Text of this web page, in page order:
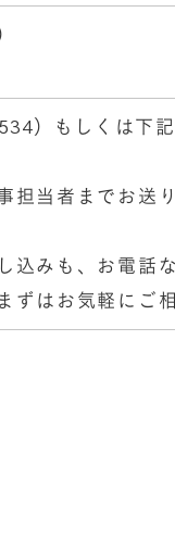
）もしくは下
担当者までお送
込みも、お電話
ずはお気軽にご